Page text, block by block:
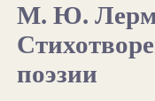
М. Ю.
поэзии